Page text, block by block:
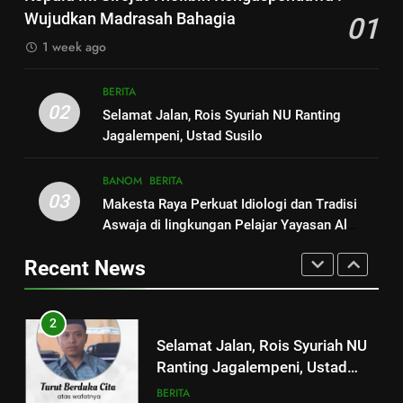
SANTRI PRIYAYI YANG IKHLAS
ARTIKEL DAN OPINI
Rengaspendawa : Wujudkan
Madrasah Bahagia
BERITA
2
Selamat Jalan, Rois Syuriah NU
Ranting Jagalempeni, Ustad
3
Makesta Raya Perkuat Idiologi
dan Tradisi Aswaja di
lingkungan Pelajar Yayasan Al
Wujudkan Madrasah Bahagia
01
1 week ago
02
BERITA
Selamat Jalan, Rois Syuriah NU Ranting
Jagalempeni, Ustad Susilo
03
BANOM BERITA
Makesta Raya Perkuat Idiologi dan Tradisi
Aswaja di lingkungan Pelajar Yayasan Al
Recent News
KERATON DEMAK
MENGENAL MBAH ABDUL
KADIR BIN SASTROHAMIJOYO,
DAN MERAKYAT
1
Kepala MI Sirojut Tholibin
Rengaspendawa : Wujudkan
2
Selamat Jalan, Rois Syuriah NU
Ranting Jagalempeni, Ustad
Susilo
BERITA